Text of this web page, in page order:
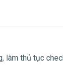
thủ tục